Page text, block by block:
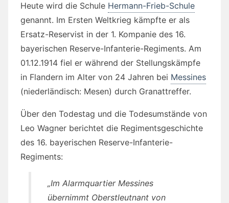
Heute wird die Schule Hermann-Frieb-Schule
genannt. Im Ersten Weltkrieg kämpfte er als
Ersatz-Reservist in der 1. Kompanie des 16.
bayerischen Reserve-Infanterie-Regiments. Am
01.12.1914 fiel er während der Stellungskämpfe
in Flandern im Alter von 24 Jahren bei Messines
(niederländisch: Mesen) durch Granattreffer.
Über den Todestag und die Todesumstände von
Leo Wagner berichtet die Regimentsgeschichte
des 16. bayerischen Reserve-Infanterie-
Regiments:
„Im Alarmquartier Messines
übernimmt Oberstleutnant von